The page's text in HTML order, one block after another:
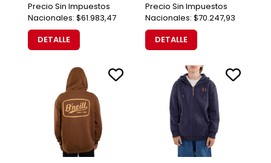
Precio Sin Impuestos
Nacionales: $61.983,47
DETALLE
Precio Sin Impuestos
Nacionales: $70.247,93
DETALLE